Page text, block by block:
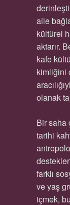
aile
kültürel
aktarır.
kafe
kimliğini
olanak
Bir saha
tarihi
farklı
ve yaş
içmek,